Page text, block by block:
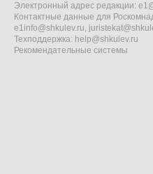
Электронный адрес редакции:
Контактные данные для
e1info@shkulev.ru,
Техподдержка: help@shkulev.ru
Рекомендательные системы